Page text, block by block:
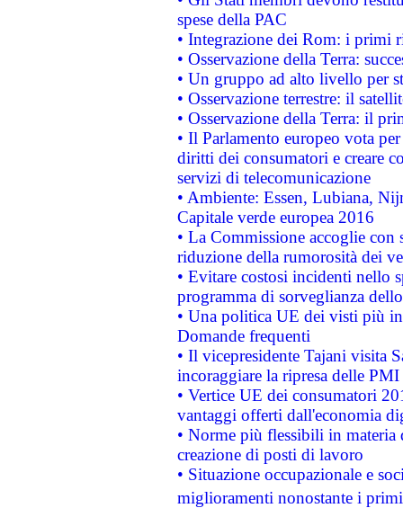
spese della PAC
• Integrazione dei Rom: i primi
• Osservazione della Terra:
• Un gruppo ad alto livello per
• Osservazione terrestre: il
• Osservazione della Terra: il
• Il Parlamento europeo vota
diritti dei consumatori e creare
servizi di telecomunicazione
• Ambiente: Essen, Lubiana,
Capitale verde europea 2016
• La Commissione accoglie
riduzione della rumorosità dei
• Evitare costosi incidenti nello
programma di sorveglianza
• Una politica UE dei visti più
Domande frequenti
• Il vicepresidente Tajani visita
incoraggiare la ripresa delle
• Vertice UE dei consumatori
vantaggi offerti dall'economia
• Norme più flessibili in materia
creazione di posti di lavoro
• Situazione occupazionale e
miglioramenti nonostante i